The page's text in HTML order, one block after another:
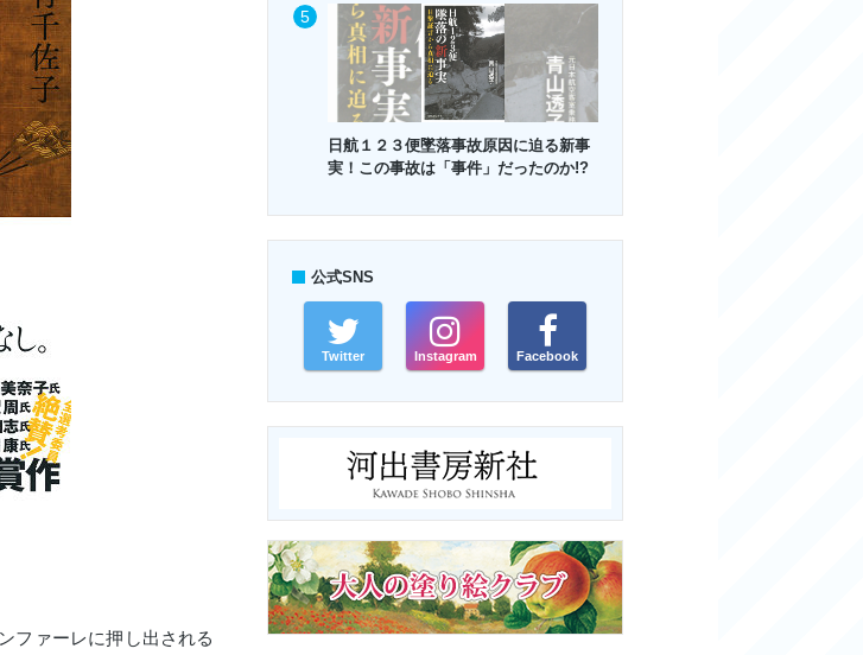
ファーレに押し出される
日航１２３便墜落事故原因に迫る新事
実！この事故は「事件」だったのか!?
公式SNS
Twitter Instagram Facebook